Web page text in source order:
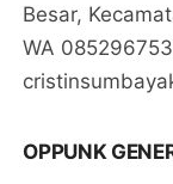
Besar,
WA
OPPUNK